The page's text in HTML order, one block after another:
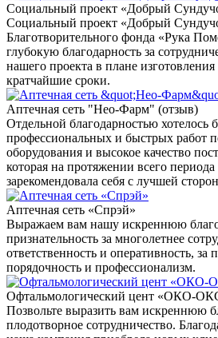
Социальный проект «Добрый
Социальный проект «Добрый
Благотворительного фонда «Рука
глубокую благодарность за
нашего проекта в плане
кратчайшие сроки.
Аптечная сеть "Нео-Фарм" (отзыв)
Отдельной благодарностью хотелось
профессиональных и быстрых работ
оборудования и высокое качество
которая на протяжении всего
зарекомендовала себя с лучшей
Аптечная сеть «Спрэй»
Выражаем вам нашу искреннюю
признательность за многолетнее
ответственность и оперативность, за
порядочность и профессионализм.
Офтальмологический цент «ОКО-
Позвольте выразить вам искреннюю
плодотворное сотрудничество.